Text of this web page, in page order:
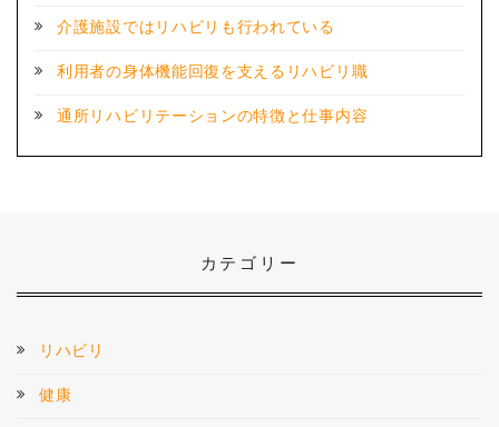
介護施設ではリハビリも行われている
利用者の身体機能回復を支えるリハビリ職
通所リハビリテーションの特徴と仕事内容
カテゴリー
リハビリ
健康